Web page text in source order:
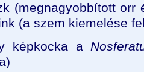
(megnagyobbított orr
(a szem kiemelése
képkocka a